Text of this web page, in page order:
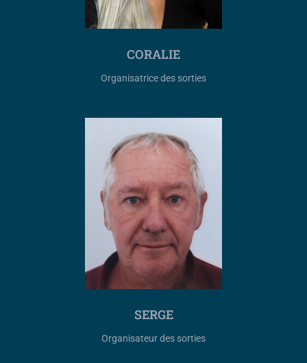
CORALIE
Organisatrice des sorties
SERGE
Organisateur des sorties